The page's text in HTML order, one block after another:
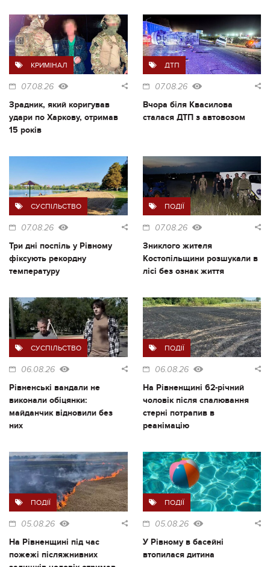
КРИМІНАЛ
07.08.26
Зрадник, який коригував
удари по Харкову, отримав
15 років
ДТП
07.08.26
Вчора біля Квасилова
сталася ДТП з автовозом
СУСПІЛЬСТВО
07.08.26
Три дні поспіль у Рівному
фіксують рекордну
температуру
ПОДІЇ
07.08.26
Зниклого жителя
Костопільщини розшукали в
лісі без ознак життя
СУСПІЛЬСТВО
06.08.26
Рівненські вандали не
виконали обіцянки:
майданчик відновили без
них
ПОДІЇ
06.08.26
На Рівненщині 62-річний
чоловік після спалювання
стерні потрапив в
реанімацію
ПОДІЇ
05.08.26
На Рівненщині під час
пожежі післяжнивних
ПОДІЇ
05.08.26
У Рівному в басейні
втопилася дитина